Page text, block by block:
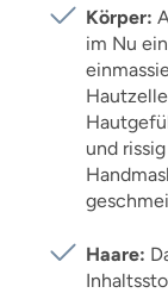
Körper:
im Nu
und
Haare: